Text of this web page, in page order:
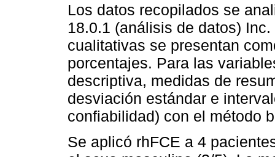
Los datos recopilados se
18.0.1 (análisis de datos)
cualitativas se presentan
porcentajes. Para las
descriptiva, medidas de
desviación estándar e
confiabilidad) con el método
Se aplicó rhFCE a 4